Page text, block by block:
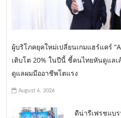
ผู้บริโภคยุคใหม่เปลี่ยนเกมแฮร์แคร์
เติบโต 20% ในปีนี้ ชี้คนไทยหันดูแล
ดูแลผมมืออาชีพโตแรง
August 6, 2026
ดีน่ารีเฟรชแบ